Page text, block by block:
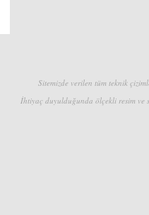
Sitemizde verilen tüm teknik
İhtiyaç duyulduğunda ölçekli resim ve